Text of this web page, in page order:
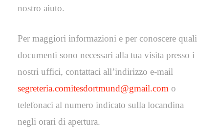
nostro aiuto.
Per maggiori informazioni e per conoscere quali
documenti sono necessari alla tua visita presso i
nostri uffici, contattaci all’indirizzo e-mail
segreteria.comitesdortmund@gmail.com o
telefonaci al numero indicato sulla locandina
negli orari di apertura.